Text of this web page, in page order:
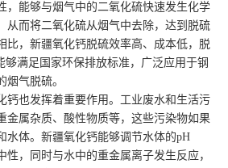
，能够与烟气中的二氧化硫快速发生化学
从而将二氧化硫从烟气中去除，达到脱硫
比，新疆氧化钙脱硫效率高、成本低，脱
够满足国家环保排放标准，广泛应用于钢
烟气脱硫。
钙也发挥着重要作用。工业废水和生活污
金属杂质、酸性物质等，这些污染物如果
水体。新疆氧化钙能够调节水体的pH
性，同时与水中的重金属离子发生反应，